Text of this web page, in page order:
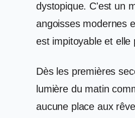
dystopique. C'est un
angoisses modernes
est impitoyable et elle
Dès les premières
lumière du matin
aucune place aux